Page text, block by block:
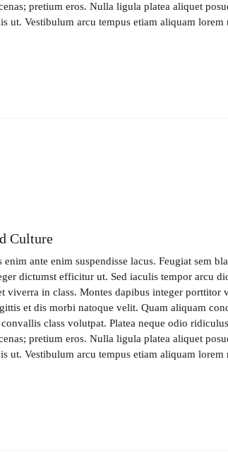
pretium eros. Nulla ligula platea aliquet
ut. Vestibulum arcu tempus etiam aliquam
Culture
ante enim suspendisse lacus. Feugiat sem
dictumst efficitur ut. Sed iaculis tempor arcu
in class. Montes dapibus integer
et dis morbi natoque velit. Quam aliquam
class volutpat. Platea neque odio
pretium eros. Nulla ligula platea aliquet
ut. Vestibulum arcu tempus etiam aliquam